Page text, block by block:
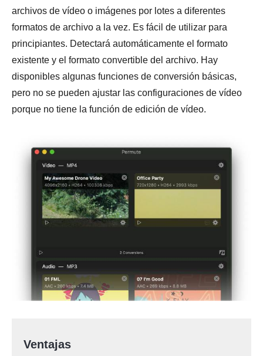
archivos de vídeo o imágenes por lotes a diferentes
formatos de archivo a la vez. Es fácil de utilizar para
principiantes. Detectará automáticamente el formato
existente y el formato convertible del archivo. Hay
disponibles algunas funciones de conversión básicas,
pero no se pueden ajustar las configuraciones de vídeo
porque no tiene la función de edición de vídeo.
Ventajas